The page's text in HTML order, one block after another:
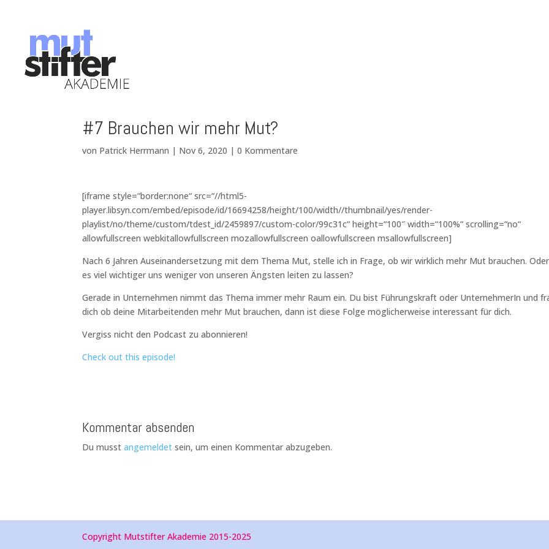
#7 Brauchen wir mehr Mut?
von Patrick Herrmann | Nov 6, 2020 |0 Kommentare
[iframe style=“border:none“ src=“//html5-
player.libsyn.com/embed/episode/id/16694258/height/100/width//thumbnail/yes/render-
playlist/no/theme/custom/tdest_id/2459897/custom-color/99c31c“ height=“100″ width=“100%“ scrolling=“no“
allowfullscreen webkitallowfullscreen mozallowfullscreen oallowfullscreen msallowfullscreen]
Nach 6 Jahren Auseinandersetzung mit dem Thema Mut, stelle ich in Frage, ob wir wirklich mehr Mut brauchen.
es viel wichtiger uns weniger von unseren Ängsten leiten zu lassen?
Gerade in Unternehmen nimmt das Thema immer mehr Raum ein. Du bist Führungskraft oder UnternehmerIn und
dich ob deine Mitarbeitenden mehr Mut brauchen, dann ist diese Folge möglicherweise interessant für dich.
Vergiss nicht den Podcast zu abonnieren!
Check out this episode!
Kommentar absenden
Du musstangemeldet sein, um einen Kommentar abzugeben.
Copyright Mutstifter Akademie 2015-2025